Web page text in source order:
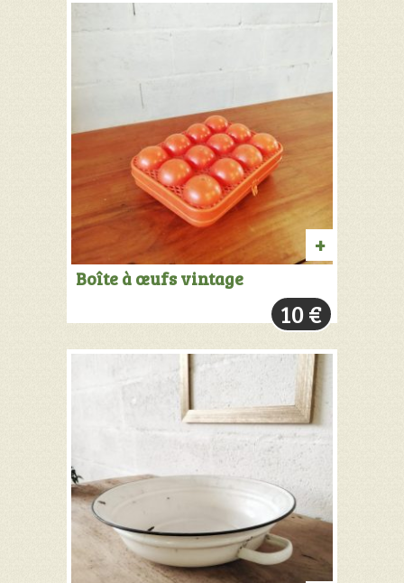
PANIER
Boîte à œufs vintage
10€